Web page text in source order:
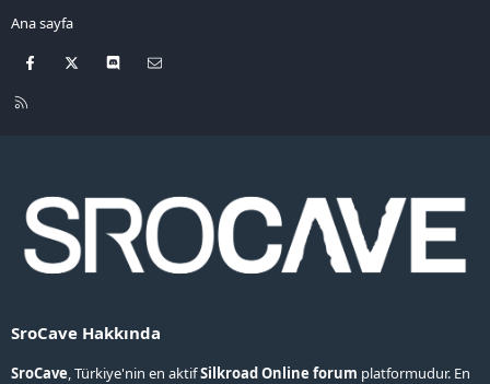
Ana sayfa
Facebook Discord
R
SroCave Hakkında
SroCave, Türkiye'nin en aktifSilkroad Online forum platformudur. En